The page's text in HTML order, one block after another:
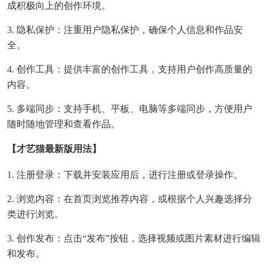
成积极向上的创作环境。
3. 隐私保护：注重用户隐私保护，确保个人信息和作品安
全。
4. 创作工具：提供丰富的创作工具，支持用户创作高质量的
内容。
5. 多端同步：支持手机、平板、电脑等多端同步，方便用户
随时随地管理和查看作品。
【才艺猫最新版用法】
1. 注册登录：下载并安装应用后，进行注册或登录操作。
2. 浏览内容：在首页浏览推荐内容，或根据个人兴趣选择分
类进行浏览。
3. 创作发布：点击“发布”按钮，选择视频或图片素材进行编辑
和发布。